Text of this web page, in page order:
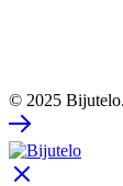
© 2025